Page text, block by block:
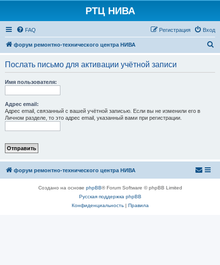
РТЦ НИВА
FAQ Вход
Регистрация
форум ремонтно-технического центра НИВА
Послать письмо для активации учётной записи
Имя пользователя:
Адрес email:
Адрес email, связанный с вашей учётной записью. Если вы не изменили его в
Личном разделе, то это адрес email, указанный вами при регистрации.
форум ремонтно-технического центра НИВА
Создано на основе phpBB® Forum Software © phpBB Limited
Русская поддержка phpBB
Конфиденциальность| Правила